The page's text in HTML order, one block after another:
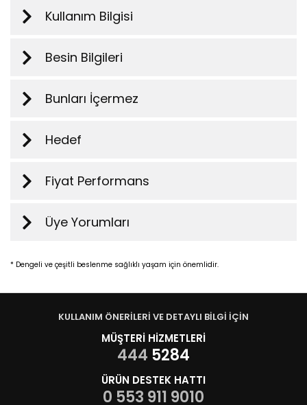
Kullanım Bilgisi
Besin Bilgileri
Bunları İçermez
Hedef
Fiyat Performans
Üye Yorumları
* Dengeli ve çeşitli beslenme sağlıklı yaşam için önemlidir.
KULLANIM ÖNERİLERİ VE DETAYLI BİLGİ İÇİN
MÜŞTERİ HİZMETLERİ
444 5284
ÜRÜN DESTEK HATTI
0 553 911 9010